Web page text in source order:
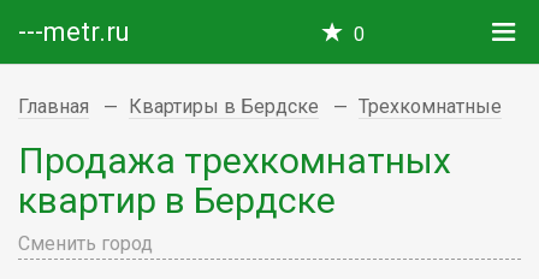
---metr.ru 0
Главная Квартиры в Бердске Трехкомнатные
Продажа трехкомнатных
квартир в Бердске
Сменить город